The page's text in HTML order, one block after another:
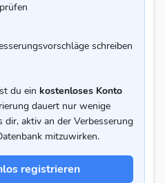
schreiben
du ein kostenloses Konto
dauert nur wenige
aktiv an der Verbesserung
mitzuwirken.
registrieren